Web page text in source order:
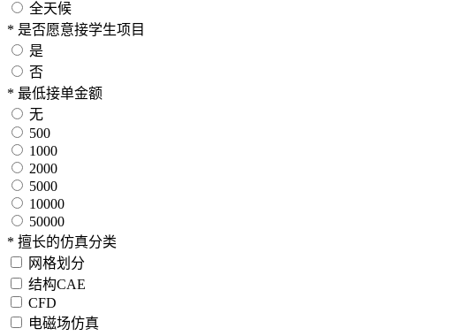
全天候
* 是否愿意接学生项目
是
否
* 最低接单金额
无
500
1000
2000
5000
10000
50000
* 擅长的仿真分类
网格划分
结构CAE
CFD
电磁场仿真